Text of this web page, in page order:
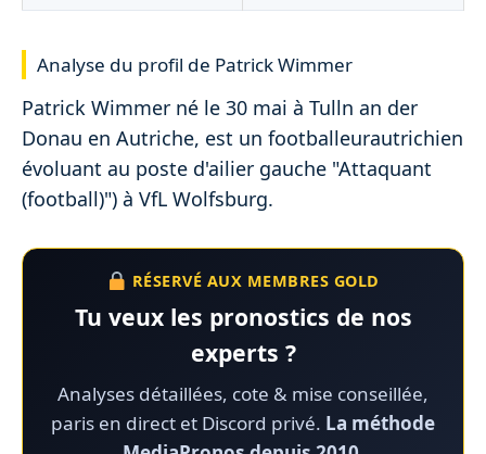
Analyse du profil de Patrick Wimmer
Patrick Wimmer né le 30 mai à Tulln an der
Donau en Autriche, est un footballeurautrichien
évoluant au poste d'ailier gauche "Attaquant
(football)") à VfL Wolfsburg.
RÉSERVÉ AUX MEMBRES GOLD
Tu veux les pronostics de nos
experts ?
Analyses détaillées, cote & mise conseillée,
paris en direct et Discord privé. La méthode